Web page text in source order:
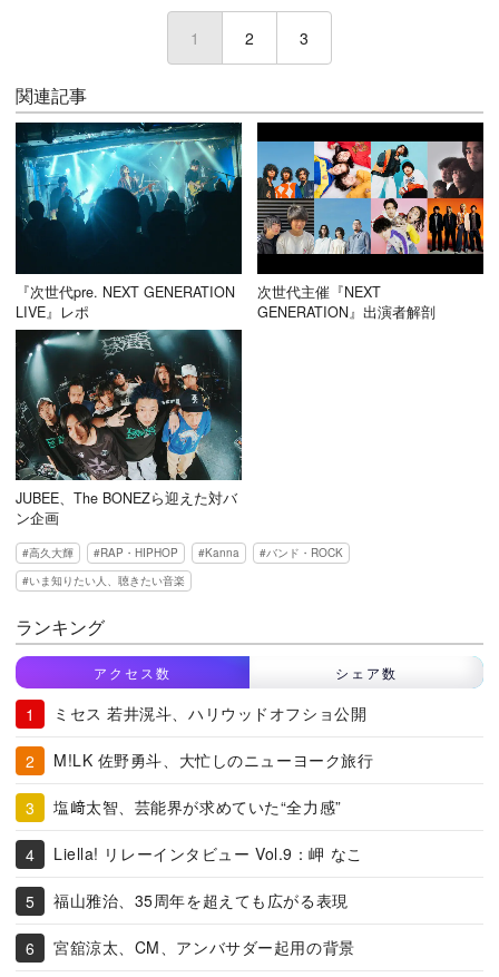
1 (current)
2 3
関連記事
『次世代pre. NEXT GENERATION
LIVE』レポ
次世代主催『NEXT
GENERATION』出演者解剖
JUBEE、The BONEZら迎えた対バ
ン企画
高久大輝 RAP・HIPHOP Kanna
バンド・ROCK
いま知りたい人、聴きたい音楽
ランキング
アクセス数 シェア数
ミセス 若井滉斗、ハリウッドオフショ公開
M!LK 佐野勇斗、大忙しのニューヨーク旅行
塩﨑太智、芸能界が求めていた“全力感”
Liella! リレーインタビュー Vol.9：岬 なこ
福山雅治、35周年を超えても広がる表現
宮舘涼太、CM、アンバサダー起用の背景